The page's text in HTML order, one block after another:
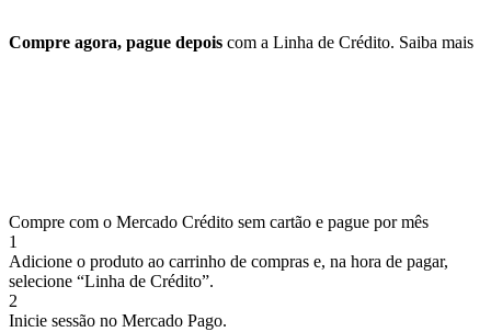
Compre agora, pague depois com a Linha de Crédito. Saiba mais
Compre com o Mercado Crédito sem cartão e pague por mês
1
Adicione o produto ao carrinho de compras e, na hora de pagar,
selecione “Linha de Crédito”.
2
Inicie sessão no Mercado Pago.